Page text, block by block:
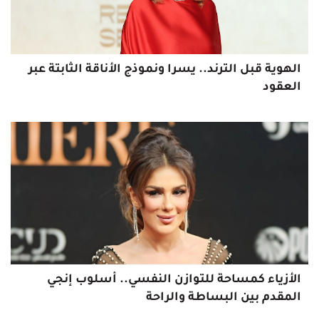
الهوية قبل الترند.. يسرا ونموذج الأناقة الثابتة عبر
العقود
الأزياء كمساحة للتوازن النفسي.. أسلوب إنجي
المقدم بين البساطة والراحة